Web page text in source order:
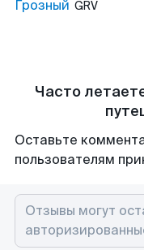
Грозный GRV
Часто
Оставьте
пользователям